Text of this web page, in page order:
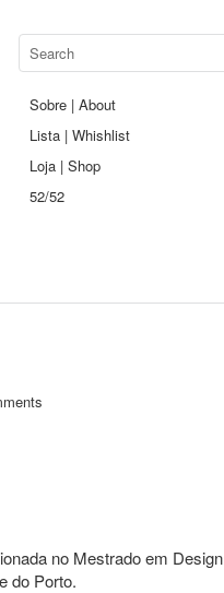
Sobre | About
Lista | Whishlist
Loja | Shop
52/52
no Mestrado em Design
do Porto.